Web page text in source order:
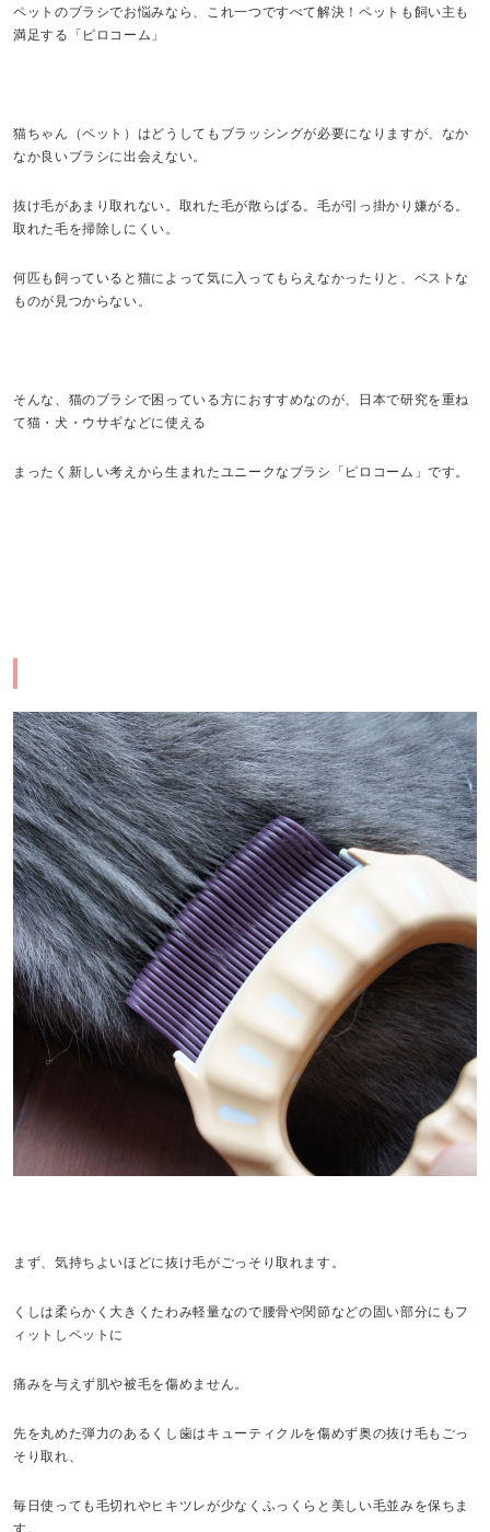
ペットのブラシでお悩みなら、これ一つですべて解決！ペットも飼い主も
満足する「ピロコーム」
猫ちゃん（ペット）はどうしてもブラッシングが必要になりますが、なか
なか良いブラシに出会えない。
抜け毛があまり取れない。取れた毛が散らばる。毛が引っ掛かり嫌がる。
取れた毛を掃除しにくい。
何匹も飼っていると猫によって気に入ってもらえなかったりと、ベストな
ものが見つからない。
そんな、猫のブラシで困っている方におすすめなのが、日本で研究を重ね
て猫・犬・ウサギなどに使える
まったく新しい考えから生まれたユニークなブラシ「ピロコーム」です。
まず、気持ちよいほどに抜け毛がごっそり取れます。
くしは柔らかく大きくたわみ軽量なので腰骨や関節などの固い部分にもフ
ィットしペットに
痛みを与えず肌や被毛を傷めません。
先を丸めた弾力のあるくし歯はキューティクルを傷めず奥の抜け毛もごっ
そり取れ、
毎日使っても毛切れやヒキツレが少なくふっくらと美しい毛並みを保ちま
す。